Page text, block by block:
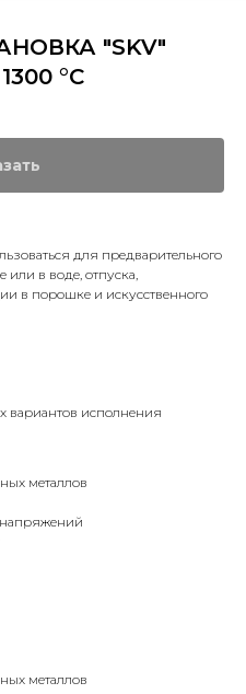
"SKV"
°C
для предварительного
или в воде, отпуска,
в порошке и искусственного
вариантов исполнения
металлов
металлов